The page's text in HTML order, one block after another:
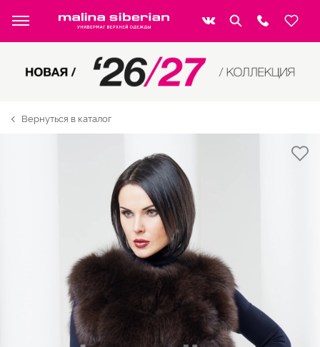
Вернуться в каталог